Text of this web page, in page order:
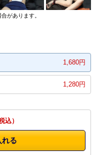
があります。
1,680円
1,280円
れる